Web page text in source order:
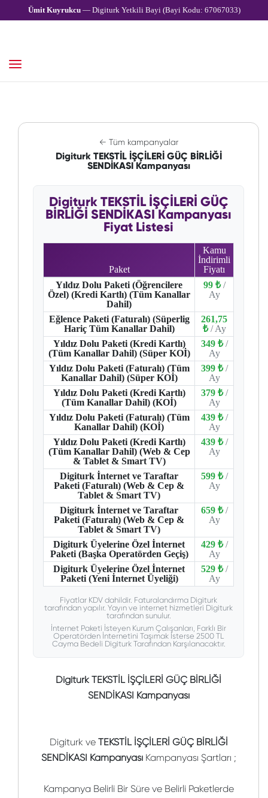
Ümit Kuyrukcu— Digiturk Yetkili Bayi (Bayi Kodu: 67067033)
← Tüm kampanyalar
Digiturk TEKSTİL İŞÇİLERİ GÜÇ BİRLİĞİ
SENDİKASI Kampanyası
Digiturk TEKSTİL İŞÇİLERİ GÜÇ
BİRLİĞİ SENDİKASI Kampanyası
Fiyat Listesi
Paket
Kamu
İndirimli
Fiyatı
Yıldız Dolu Paketi (Öğrencilere
Özel) (Kredi Kartlı) (Tüm Kanallar
Dahil)
99 ₺ /
Ay
Eğlence Paketi (Faturalı) (Süperlig
Hariç Tüm Kanallar Dahil)
261,75
₺ / Ay
Yıldız Dolu Paketi (Kredi Kartlı)
(Tüm Kanallar Dahil) (Süper KOİ)
349 ₺ /
Ay
Yıldız Dolu Paketi (Faturalı) (Tüm
Kanallar Dahil) (Süper KOİ)
399 ₺ /
Ay
Yıldız Dolu Paketi (Kredi Kartlı)
(Tüm Kanallar Dahil) (KOİ)
379 ₺ /
Ay
Yıldız Dolu Paketi (Faturalı) (Tüm
Kanallar Dahil) (KOİ)
439 ₺ /
Ay
Yıldız Dolu Paketi (Kredi Kartlı)
(Tüm Kanallar Dahil) (Web & Cep
& Tablet & Smart TV)
439 ₺ /
Ay
Digiturk İnternet ve Taraftar
Paketi (Faturalı) (Web & Cep &
Tablet & Smart TV)
599 ₺ /
Ay
Digiturk İnternet ve Taraftar
Paketi (Faturalı) (Web & Cep &
Tablet & Smart TV)
659 ₺ /
Ay
Digiturk Üyelerine Özel İnternet
Paketi (Başka Operatörden Geçiş)
429 ₺ /
Ay
Digiturk Üyelerine Özel İnternet
Paketi (Yeni İnternet Üyeliği)
529 ₺ /
Ay
Fiyatlar KDV dahildir. Faturalandırma Digiturk
tarafından yapılır. Yayın ve internet hizmetleri Digiturk
tarafından sunulur.
İnternet Paketi İsteyen Kurum Çalışanları, Farklı Bir
Operatörden İnternetini Taşımak İsterse 2500 TL
Cayma Bedeli Digiturk Tarafından Karşılanacaktır.
Digiturk TEKSTİL İŞÇİLERİ GÜÇ BİRLİĞİ
SENDİKASI Kampanyası
Digiturk ve TEKSTİL İŞÇİLERİ GÜÇ BİRLİĞİ
SENDİKASI KampanyasıKampanyası Şartları ;
Kampanya Belirli Bir Süre ve Belirli Paketlerde